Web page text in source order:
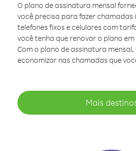
O plano de assinatura mensal
você precisa para fazer
telefones fixos e celulares com
você tenha que renovar o plano
Com o plano de assinatura
economizar nas chamadas que
Mais